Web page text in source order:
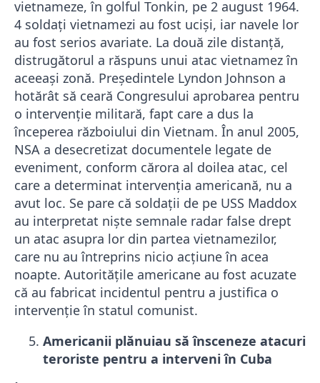
vietnameze, în golful Tonkin, pe 2 august 1964.
4 soldaţi vietnamezi au fost ucişi, iar navele lor
au fost serios avariate. La două zile distanță,
distrugătorul a răspuns unui atac vietnamez în
aceeaşi zonă. Preşedintele Lyndon Johnson a
hotărât să ceară Congresului aprobarea pentru
o intervenţie militară, fapt care a dus la
începerea războiului din Vietnam. În anul 2005,
NSA a desecretizat documentele legate de
eveniment, conform cărora al doilea atac, cel
care a determinat intervenţia americană, nu a
avut loc. Se pare că soldaţii de pe USS Maddox
au interpretat nişte semnale radar false drept
un atac asupra lor din partea vietnamezilor,
care nu au întreprins nicio acţiune în acea
noapte. Autorităţile americane au fost acuzate
că au fabricat incidentul pentru a justifica o
intervenţie în statul comunist.
Americanii plănuiau să însceneze atacuri
teroriste pentru a interveni în Cuba